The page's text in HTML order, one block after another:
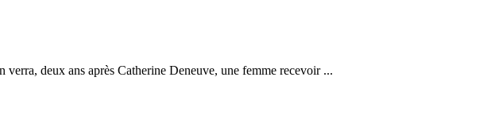
deux ans après Catherine Deneuve, une femme recevoir ...